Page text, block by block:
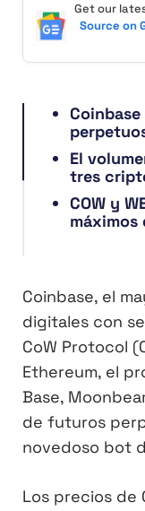
Get our
Source on
El
tres
COW y
máximos
Coinbase, el
digitales con
CoW Protocol
Ethereum, el
Base,
de futuros
novedoso bot
Los precios de